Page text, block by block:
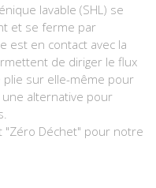
lavable (SHL) se
et se ferme par
est en contact avec la
de diriger le flux
plie sur elle-même pour
alternative pour
"Zéro Déchet" pour notre